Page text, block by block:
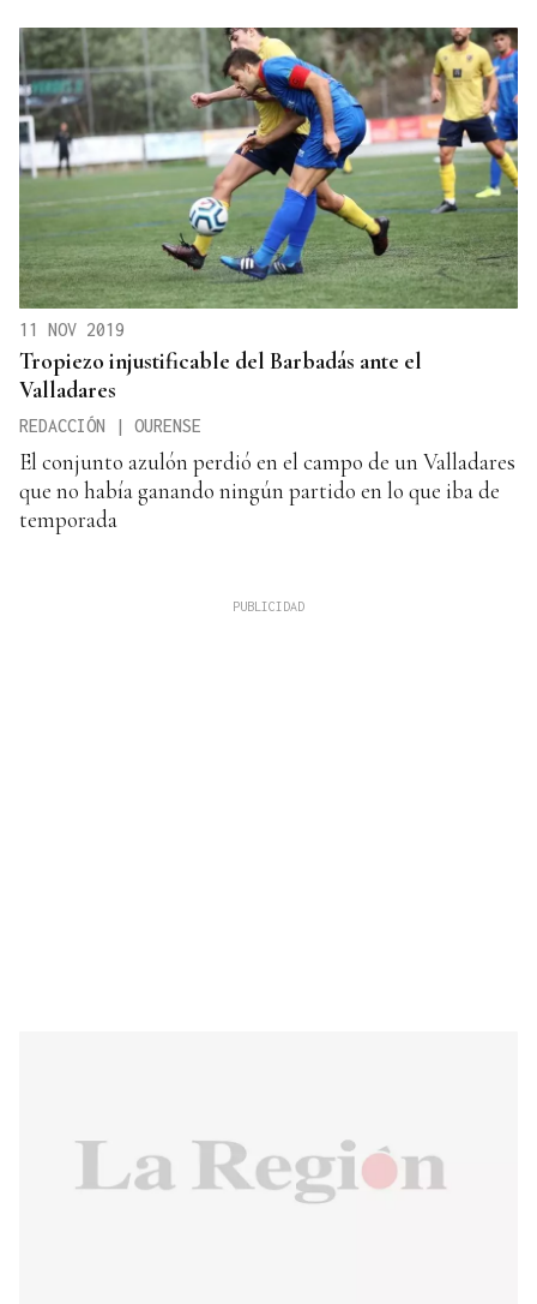
11 NOV 2019
Tropiezo injustificable del Barbadás ante el
Valladares
REDACCIÓN | OURENSE
El conjunto azulón perdió en el campo de un Valladares
que no había ganando ningún partido en lo que iba de
temporada